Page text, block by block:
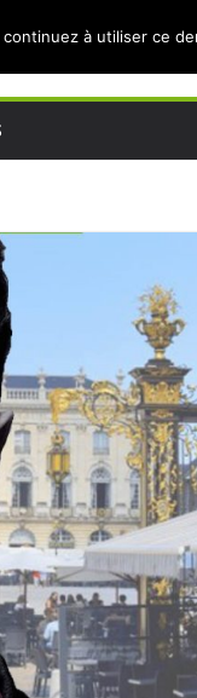
à utiliser ce